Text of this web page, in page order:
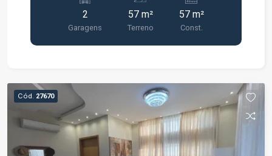
área privativa. Possui 2 vagas de garagem
privativas. Excelente visibilidade e fácil acesso.
Ideal para comércio, serviços, clínicas,
Jacareí. Complexo que reúne torre comercial, mall
e Hotel Ibis. Alto fluxo de pessoas.
Estacionamento rotativo para clientes. Segurança,
portaria e infraestrutura moderna. Agende uma
visita e conheça esta excelente oportunidade
2
Garagens
57 m²
Terreno
57 m²
Const.
Cód. 27670